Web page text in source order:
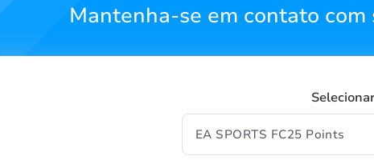
Mantenha-se em contato com
Selecionar